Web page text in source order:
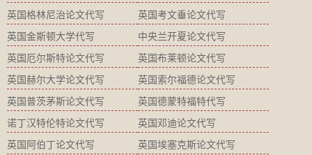
英国格林尼治论文代写 英国考文垂论文代写
英国金斯顿大学代写 中央兰开夏论文代写
英国厄尔斯特论文代写 英国布莱顿论文代写
英国赫尔大学论文代写 英国索尔福德论文代写
英国普茨茅斯论文代写 英国德蒙特福特代写
诺丁汉特伦特论文代写 英国邓迪论文代写
英国阿伯丁论文代写 英国埃塞克斯论文代写